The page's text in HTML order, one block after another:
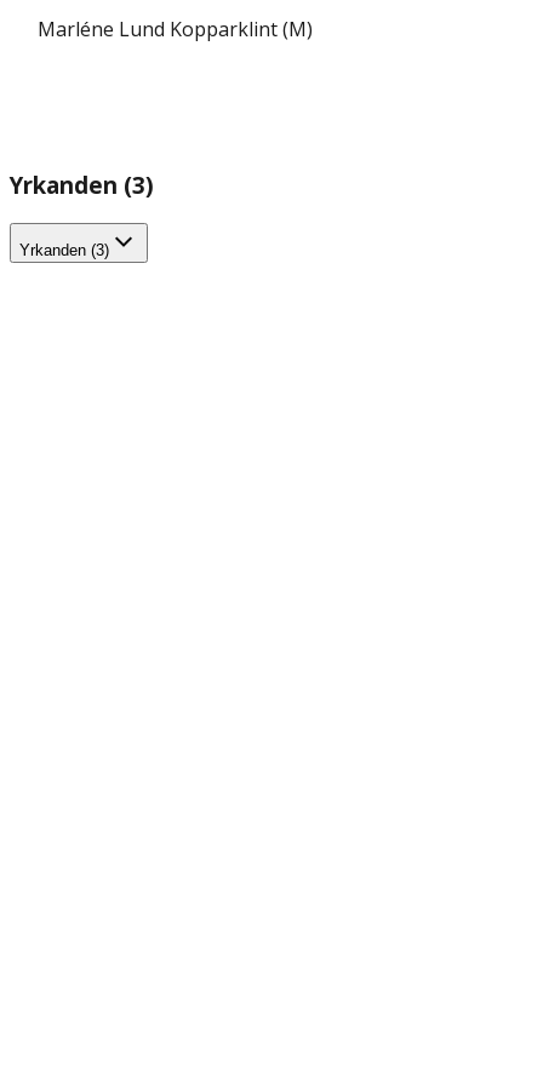
Marléne Lund Kopparklint (M)
Yrkanden (3)
Yrkanden (3)